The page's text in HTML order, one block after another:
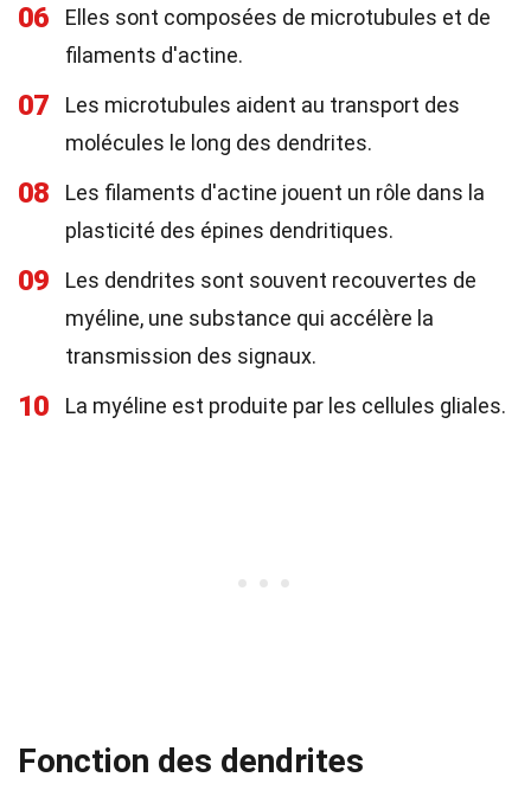
06
Elles sont composées de microtubules et de
filaments d'actine.
07
Les microtubules aident au transport des
molécules le long des dendrites.
08
Les filaments d'actine jouent un rôle dans la
plasticité des épines dendritiques.
09
Les dendrites sont souvent recouvertes de
myéline, une substance qui accélère la
transmission des signaux.
10 La myéline est produite par les cellules gliales.
Fonction des dendrites